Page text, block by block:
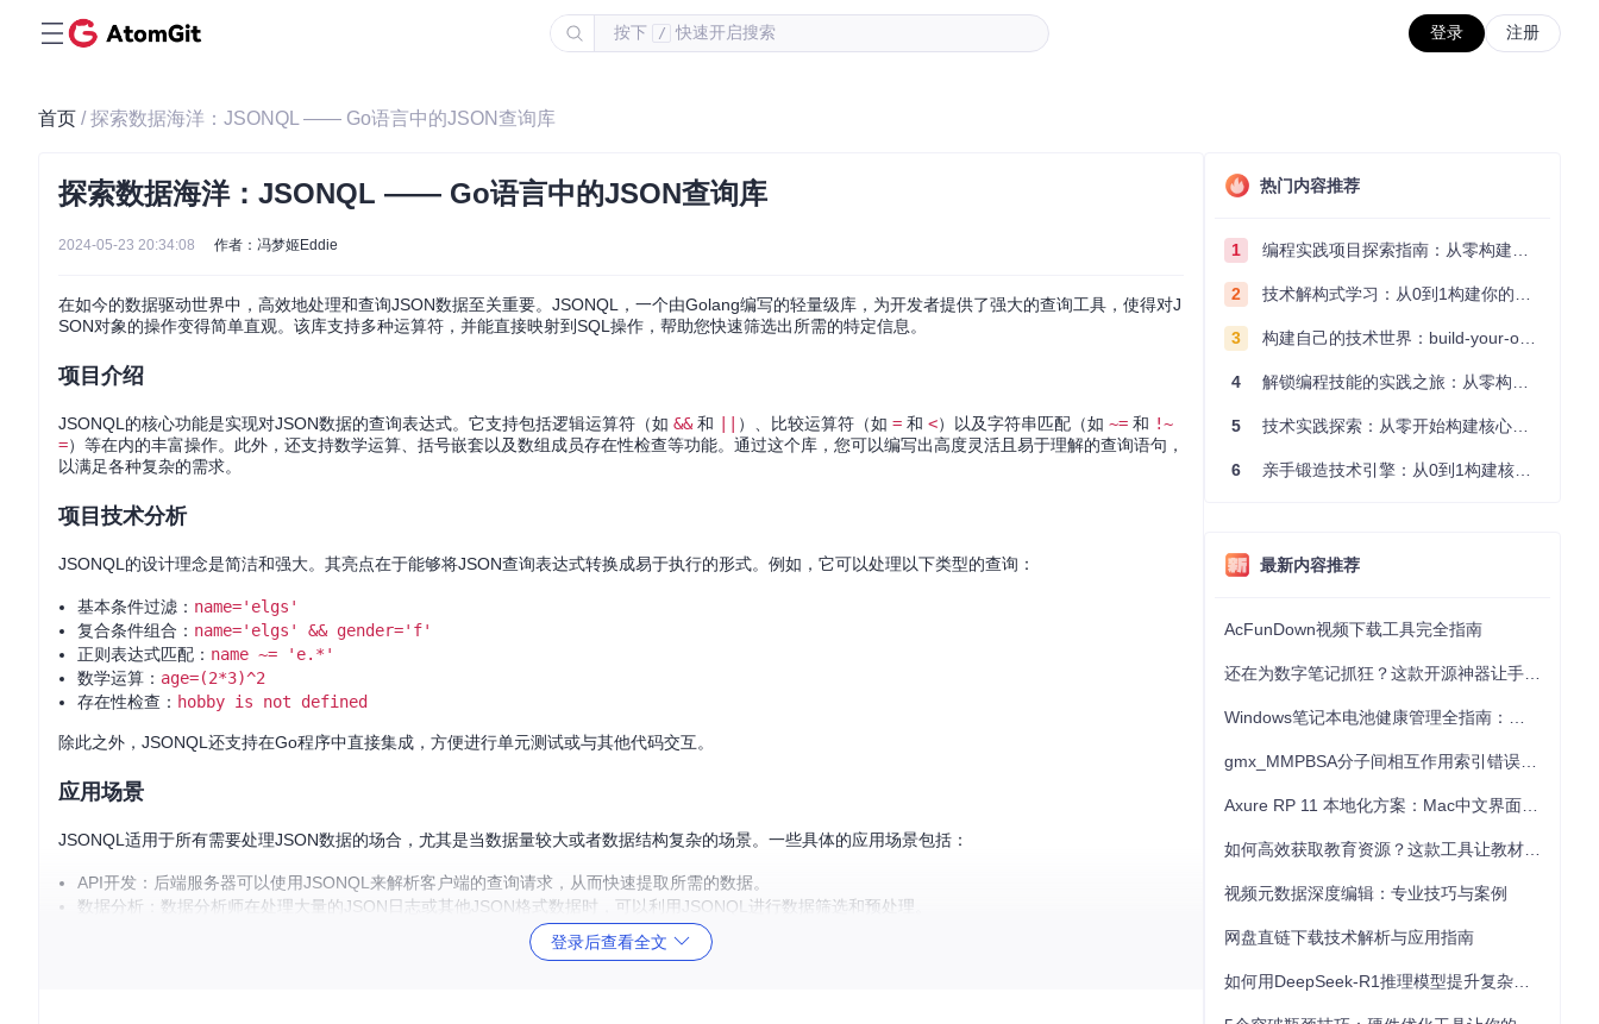
按下 / 快速开启搜索 登录 注册
首页 / 探索数据海洋：JSONQL —— Go语言中的JSON查询库
探索数据海洋：JSONQL —— Go语言中的JSON查询库
2024-05-23 20:34:08 作者：冯梦姬Eddie
在如今的数据驱动世界中，高效地处理和查询JSON数据至关重要。JSONQL，一个由Golang编写的轻量级库，为开发者提供了强大的查询工具，使得对J
SON对象的操作变得简单直观。该库支持多种运算符，并能直接映射到SQL操作，帮助您快速筛选出所需的特定信息。
项目介绍
JSONQL的核心功能是实现对JSON数据的查询表达式。它支持包括逻辑运算符（如 &&和 ）、比较运算符（如 = 和 <）以及字符串匹配（如 ~= 和 !~
=）等在内的丰富操作。此外，还支持数学运算、括号嵌套以及数组成员存在性检查等功能。通过这个库，您可以编写出高度灵活且易于理解的查询语句，
以满足各种复杂的需求。
项目技术分析
JSONQL的设计理念是简洁和强大。其亮点在于能够将JSON查询表达式转换成易于执行的形式。例如，它可以处理以下类型的查询：
基本条件过滤： name='elgs'
复合条件组合： name='elgs' && gender='f'
正则表达式匹配： name ~= 'e.*'
数学运算： age=(2*3)^2
存在性检查： hobby is not defined
除此之外，JSONQL还支持在Go程序中直接集成，方便进行单元测试或与其他代码交互。
应用场景
JSONQL适用于所有需要处理JSON数据的场合，尤其是当数据量较大或者数据结构复杂的场景。一些具体的应用场景包括：
API开发：后端服务器可以使用JSONQL来解析客户端的查询请求，从而快速提取所需的数据。
数据分析：数据分析师在处理大量的JSON日志或其他JSON格式数据时，可以利用JSONQL进行数据筛选和预处理。
Web应用：前端开发者可以将JSONQL作为查找和过滤数据的工具，特别是在配合单页应用程序(SPA)时，能提高性能和用户体验。
登录后查看全文
热门内容推荐
1 编程实践项目探索指南：从零构建技术能力体系
2 技术解构式学习：从0到1构建你的编程知识体系
3 构建自己的技术世界：build-your-own-x项目的实践探索指南
4 解锁编程技能的实践之旅：从零构建你的技术世界
5 技术实践探索：从零开始构建核心系统的实践指南
6 亲手锻造技术引擎：从0到1构建核心系统的实践指南
最新内容推荐
AcFunDown视频下载工具完全指南
视频元数据深度编辑：专业技巧与案例
网盘直链下载技术解析与应用指南